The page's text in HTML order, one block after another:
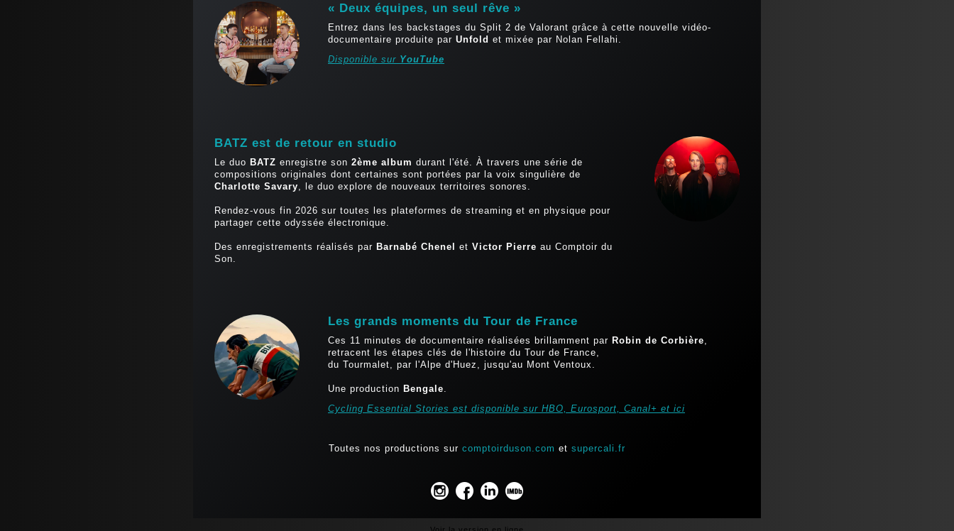
« Deux équipes, un seul rêve »
Entrez dans les backstages du Split 2 de Valorant grâce à cette nouvelle vidéo-
documentaire produite par Unfold et mixée par Nolan Fellahi.
Disponible sur YouTube
BATZ est de retour en studio
Le duo BATZ enregistre son 2ème album durant l'été. À travers une série de
compositions originales dont certaines sont portées par la voix singulière de
Charlotte Savary , le duo explore de nouveaux territoires sonores.
Rendez-vous fin 2026 sur toutes les plateformes de streaming et en physique pour
partager cette odyssée électronique.
Des enregistrements réalisés par Barnabé Chenel et Victor Pierre au Comptoir du
Son.
Les grands moments du Tour de France
Ces 11 minutes de documentaire réalisées brillamment par Robin de Corbière
retracent les étapes clés de l'histoire du Tour de France,
du Tourmalet, par l'Alpe d'Huez, jusqu'au Mont Ventoux.
Une production Bengale
Cycling Essential Stories est disponible sur HBO, Eurosport, Canal+ et ici
Toutes nos productions sur comptoirduson.com et supercali.fr